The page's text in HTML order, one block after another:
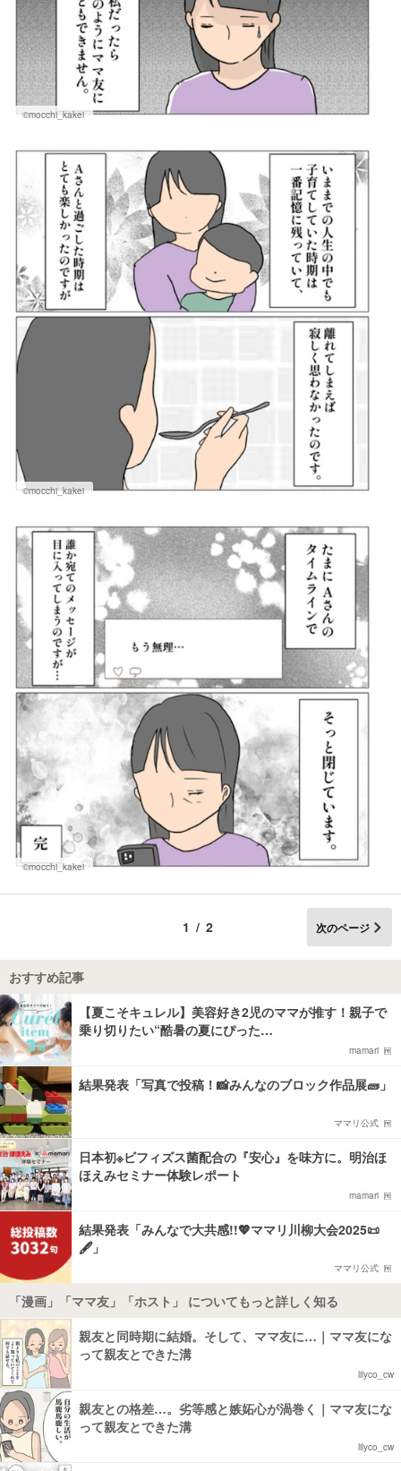
©mocchi_kakei
©mocchi_kakei
©mocchi_kakei
1/2 次のページ
おすすめ記事
【夏こそキュレル】美容好き2児のママが推す！親子で
乗り切りたい“酷暑の夏にぴった…
mamari
結果発表「写真で投稿！📸みんなのブロック作品展🧱」
ママリ公式
日本初※ビフィズス菌配合の『安心』を味方に。明治ほ
ほえみセミナー体験レポート
mamari
結果発表「みんなで大共感!!💖ママリ川柳大会2025📜
🖋️」
ママリ公式
「漫画」「ママ友」「ホスト」 についてもっと詳しく知る
親友と同時期に結婚。そして、ママ友に…｜ママ友にな
って親友とできた溝
lilyco_cw
親友との格差…。劣等感と嫉妬心が渦巻く｜ママ友にな
って親友とできた溝
lilyco_cw